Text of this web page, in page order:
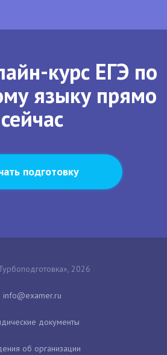
курс ЕГЭ по
языку прямо
сейчас
подготовку
2026
документы
об организации